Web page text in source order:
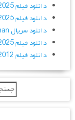
دانلود فیلم A Time for Bravery 2025
دانلود فیلم The Great Flood 2025
دانلود سریال Kurulus Orhan
دانلود فیلم The Thing with Feathers 2025
دانلود فیلم Adventure Planet 2012